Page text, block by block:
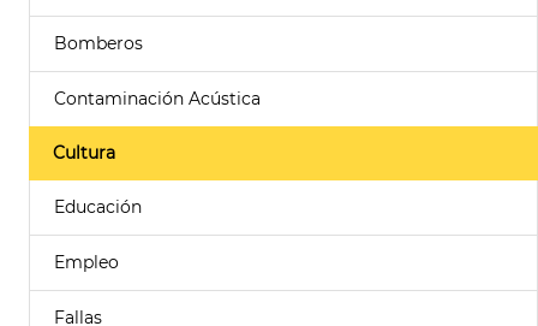
Bomberos
Contaminación Acústica
Cultura
Educación
Empleo
Fallas